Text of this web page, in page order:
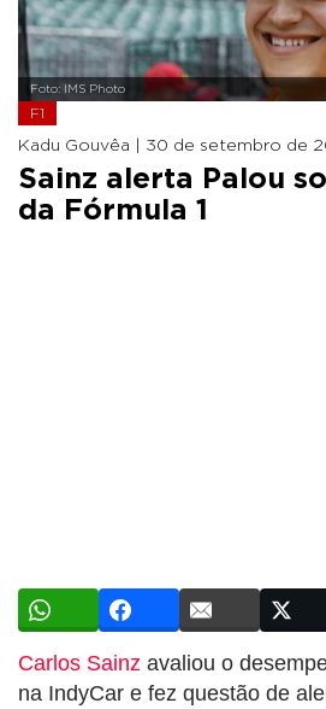
Foto: IMS Photo
F1
Kadu Gouvêa | 30 de setembro de
Sainz alerta Palou
da Fórmula 1
Carlos Sainz avaliou o
na IndyCar e fez questão de